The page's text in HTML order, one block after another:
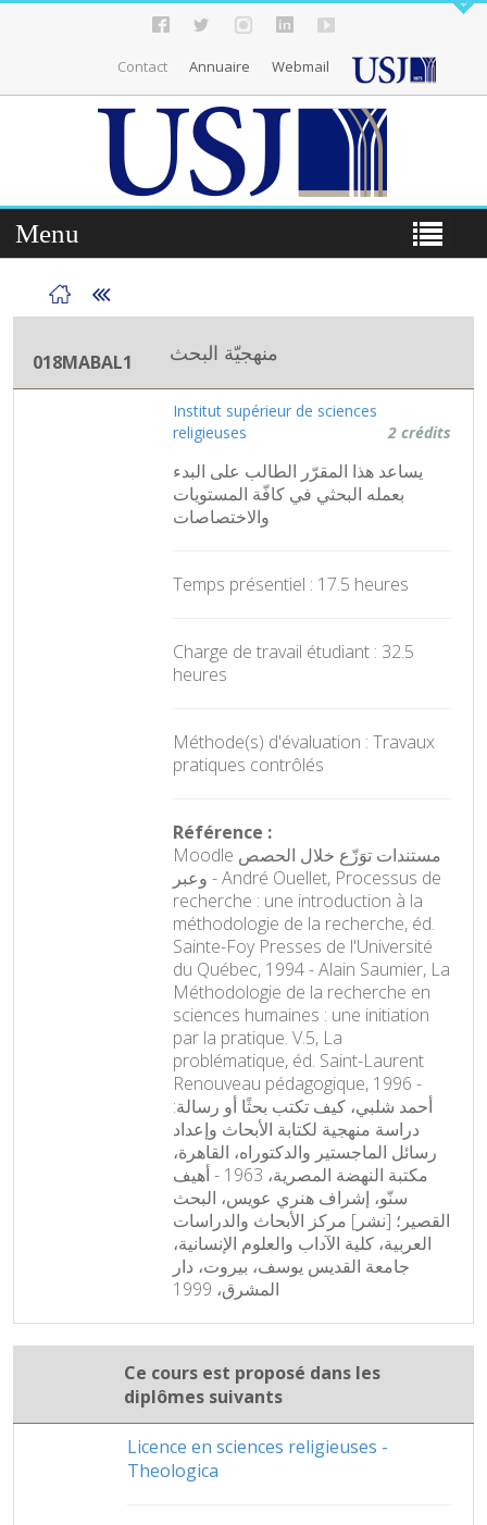
Contact Annuaire Webmail
Menu
018MABAL1 منهجيّة البحث
Institut supérieur de sciences
religieuses
2 crédits
يساعد هذا المقرّر الطالب على البدء
بعمله البحثي في كافّة المستويات
والاختصاصات
Temps présentiel : 17.5 heures
Charge de travail étudiant : 32.5
heures
Méthode(s) d'évaluation : Travaux
pratiques contrôlés
Référence :
Moodle مستندات توَزّع خلال الحصص
وعبر - André Ouellet, Processus de
recherche : une introduction à la
méthodologie de la recherche, éd.
Sainte-Foy Presses de l'Université
du Québec, 1994 - Alain Saumier, La
Méthodologie de la recherche en
sciences humaines : une initiation
par la pratique. V.5, La
problématique, éd. Saint-Laurent
Renouveau pédagogique, 1996 -
أحمد شلبي، كيف تكتب بحثًا أو رسالة:
دراسة منهجية لكتابة الأبحاث وإعداد
رسائل الماجستير والدكتوراه، القاهرة،
مكتبة النهضة المصرية، 1963 - أهيف
سنّو، إشراف هنري عويس، البحث
القصير؛ [نشر] مركز الأبحاث والدراسات
العربية، كلية الآداب والعلوم الإنسانية،
جامعة القديس يوسف، بيروت، دار
المشرق، 1999
Ce cours est proposé dans les
diplômes suivants
Licence en sciences religieuses -
Theologica